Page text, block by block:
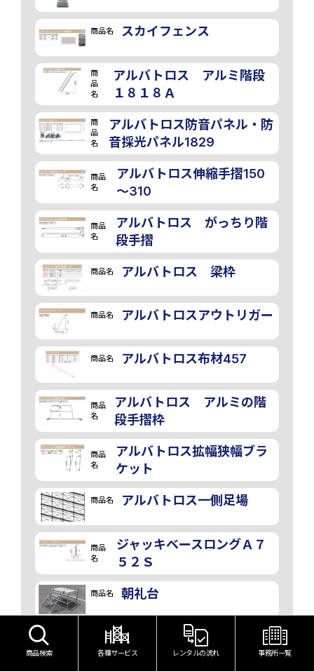
商品名 スカイフェンス
商
品
名
アルバトロス アルミ階段
１８１８Ａ
商
品
名
アルバトロス防音パネル・防
音採光パネル1829
商品
名
アルバトロス伸縮手摺150
～310
商品
名
アルバトロス がっちり階
段手摺
商品名 アルバトロス 梁枠
商品名 アルバトロスアウトリガー
商品名 アルバトロス布材457
商品
名
アルバトロス アルミの階
段手摺枠
商品
名
アルバトロス拡幅狭幅ブラ
ケット
商品名 アルバトロス一側足場
商品
名
ジャッキベースロングＡ７
５２Ｓ
商品名 朝礼台
商品検索 各種サービス レンタルの流れ 事務所一覧